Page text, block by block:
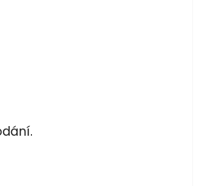
z 5 hvězdiček.
z 5 hvězdiček.